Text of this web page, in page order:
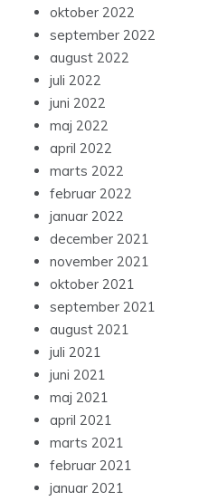
oktober 2022
september 2022
august 2022
juli 2022
juni 2022
maj 2022
april 2022
marts 2022
februar 2022
januar 2022
december 2021
november 2021
oktober 2021
september 2021
august 2021
juli 2021
juni 2021
maj 2021
april 2021
marts 2021
februar 2021
januar 2021